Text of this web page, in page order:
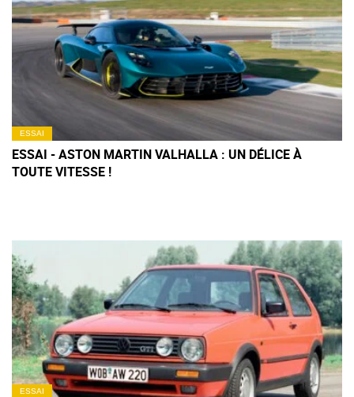
ESSAI
ESSAI - ASTON MARTIN VALHALLA : UN DÉLICE À
TOUTE VITESSE !
ESSAI